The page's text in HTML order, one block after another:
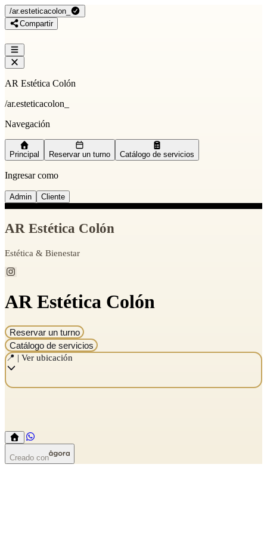
/ar.esteticacolon_
Compartir
AR Estética Colón
/ar.esteticacolon_
Navegación
Principal Reservar un turno Catálogo de servicios
Ingresar como
Admin Cliente
AR Estética Colón
Estética & Bienestar
AR Estética Colón
Reservar un turno
Catálogo de servicios
📍 | Ver ubicación
Creado con